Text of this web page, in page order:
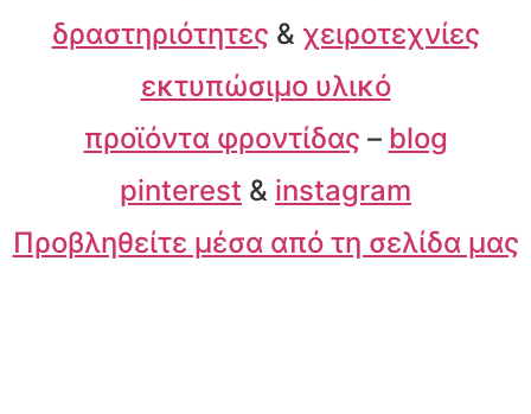
δραστηριότητες & χειροτεχνίες
εκτυπώσιμο υλικό
προϊόντα φροντίδας – blog
pinterest & instagram
Προβληθείτε μέσα από τη σελίδα μας